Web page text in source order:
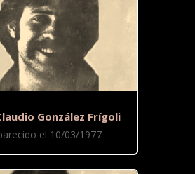
González Frígoli
el 10/03/1977